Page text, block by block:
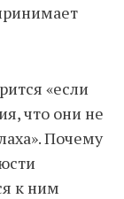
«если
что они не
Почему
к ним